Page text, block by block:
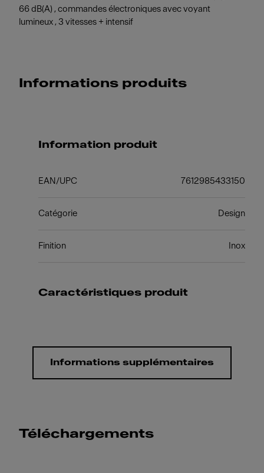
66 dB(A) , commandes électroniques avec voyant
lumineux , 3 vitesses + intensif
Informations produits
Information produit
EAN/UPC 7612985433150
Catégorie Design
Finition Inox
Caractéristiques produit
Informations supplémentaires
Téléchargements